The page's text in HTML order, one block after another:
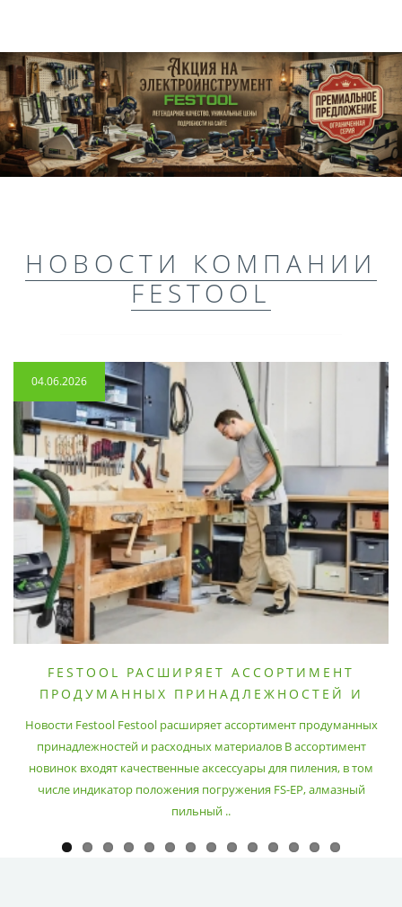
НОВОСТИ КОМПАНИИ
FESTOOL
04.06.2026
FESTOOL РАСШИРЯЕТ АССОРТИМЕНТ
ПРОДУМАННЫХ ПРИНАДЛЕЖНОСТЕЙ И
Новости Festool Festool расширяет ассортимент продуманных
принадлежностей и расходных материалов В ассортимент
новинок входят качественные аксессуары для пиления, в том
числе индикатор положения погружения FS-EP, алмазный
пильный ..